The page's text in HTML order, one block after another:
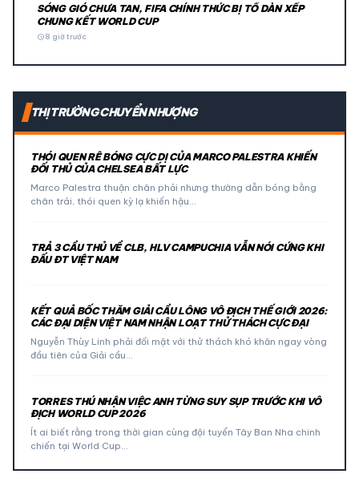
SÓNG GIÓ CHƯA TAN, FIFA CHÍNH THỨC BỊ TỐ DÀN XẾP
CHUNG KẾT WORLD CUP
schedule8 giờ trước
THỊ TRƯỜNG CHUYỂN NHƯỢNG
THÓI QUEN RÊ BÓNG CỰC DỊ CỦA MARCO PALESTRA KHIẾN
ĐỐI THỦ CỦA CHELSEA BẤT LỰC
Marco Palestra thuận chân phải nhưng thường dẫn bóng bằng
chân trái, thói quen kỳ lạ khiến hậu…
TRẢ 3 CẦU THỦ VỀ CLB, HLV CAMPUCHIA VẪN NÓI CỨNG KHI
ĐẤU ĐT VIỆT NAM
KẾT QUẢ BỐC THĂM GIẢI CẦU LÔNG VÔ ĐỊCH THẾ GIỚI 2026:
CÁC ĐẠI DIỆN VIỆT NAM NHẬN LOẠT THỬ THÁCH CỰC ĐẠI
Nguyễn Thùy Linh phải đối mặt với thử thách khó khăn ngay vòng
đầu tiên của Giải cầu…
TORRES THÚ NHẬN VIỆC ANH TỪNG SUY SỤP TRƯỚC KHI VÔ
ĐỊCH WORLD CUP 2026
Ít ai biết rằng trong thời gian cùng đội tuyển Tây Ban Nha chinh
chiến tại World Cup…